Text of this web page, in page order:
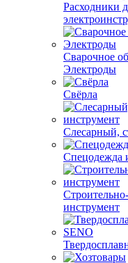
Расходники
Сварочное
Электроды
Свёрла
Слесарный,
Спецодежда
инструмент